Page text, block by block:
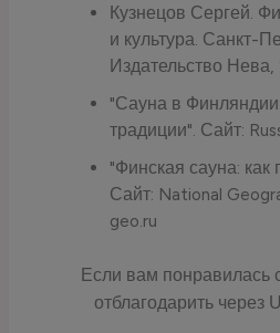
Кузнецов Сергей.
и культура. Санкт-
Издательство Нева,
"Сауна в
традиции". Сайт:
"Финская сауна:
Сайт: National
geo.ru
Если вам понравилась
отблагодарить через